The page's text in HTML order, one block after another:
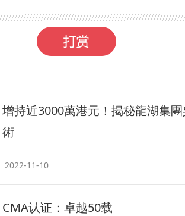
增持近3000萬港元！揭秘龍湖集
術
2022-11-10
CMA认证：卓越50载